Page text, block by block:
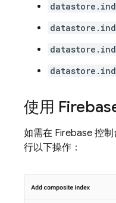
使用
如需在 Firebase 控
行以下操作：